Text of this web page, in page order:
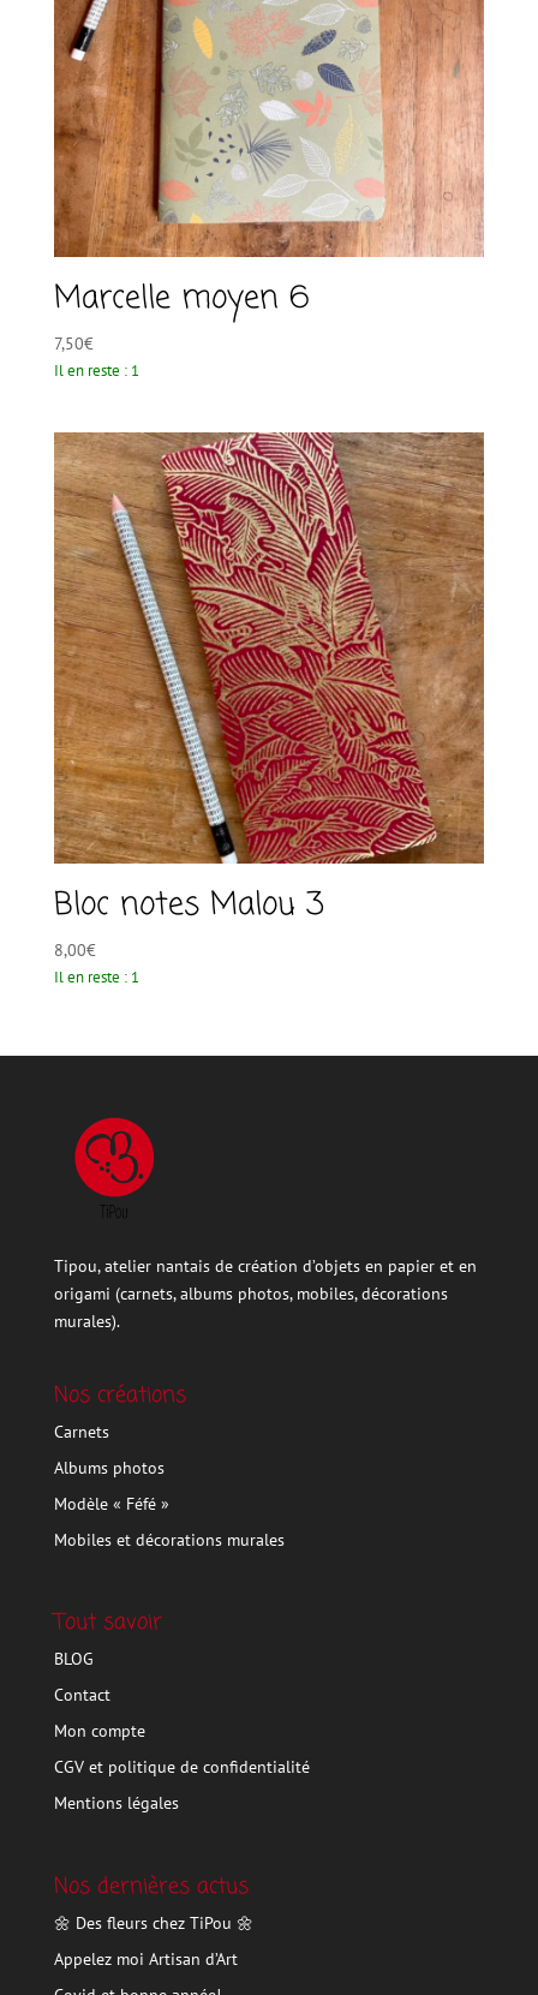
Marcelle moyen 6
7,50€
Il en reste : 1
Bloc notes Malou 3
8,00€
Il en reste : 1
Tipou, atelier nantais de création d’objets en papier et en
origami (carnets, albums photos, mobiles, décorations
murales).
Nos créations
Carnets
Albums photos
Modèle « Féfé »
Mobiles et décorations murales
Tout savoir
BLOG
Contact
Mon compte
CGV et politique de confidentialité
Mentions légales
Nos dernières actus
🌼 Des fleurs chez TiPou 🌼
Appelez moi Artisan d’Art